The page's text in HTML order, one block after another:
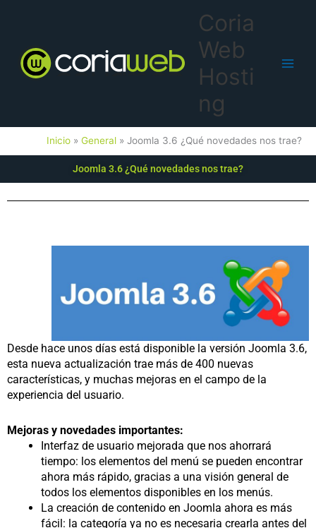
Coria
Web
Hosti
ng
Inicio General Joomla 3.6 ¿Qué novedades nos trae?
Joomla 3.6 ¿Qué novedades nos trae?
Desde hace unos días está disponible la versión Joomla 3.6,
esta nueva actualización trae más de 400 nuevas
características, y muchas mejoras en el campo de la
experiencia del usuario.
Mejoras y novedades importantes:
Interfaz de usuario mejorada que nos ahorrará
tiempo: los elementos del menú se pueden encontrar
ahora más rápido, gracias a una visión general de
todos los elementos disponibles en los menús.
La creación de contenido en Joomla ahora es más
fácil: la categoría ya no es necesaria crearla antes del